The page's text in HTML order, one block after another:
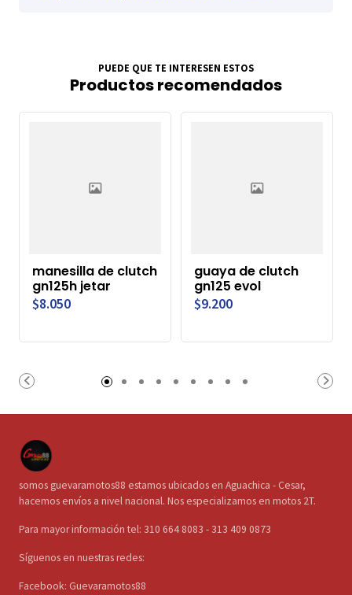
PUEDE QUE TE INTERESEN ESTOS
Productos recomendados
manesilla de clutch
gn125h jetar
$8.050
guaya de clutch
gn125 evol
$9.200
somos guevaramotos88 estamos ubicados en Aguachica - Cesar,
hacemos envíos a nivel nacional. Nos especializamos en motos 2T.
Para mayor información tel: 310 664 8083 - 313 409 0873
Síguenos en nuestras redes:
Facebook: Guevaramotos88